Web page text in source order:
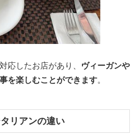
応したお店があり、
ヴィーガンや
を楽しむことができます。
リアンの違い